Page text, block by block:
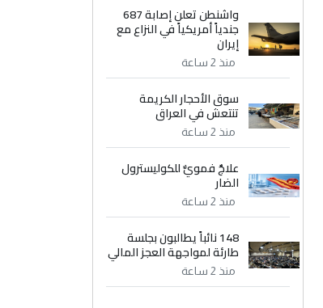
واشنطن تعلن إصابة 687
جندياً أمريكياً في النزاع مع
إيران
منذ 2 ساعة
سوق الأحجار الكريمة
تنتعش في العراق
منذ 2 ساعة
علاجٌ فمويٌّ للكوليسترول
الضار
منذ 2 ساعة
148 نائباً يطالبون بجلسة
طارئة لمواجهة العجز المالي
منذ 2 ساعة